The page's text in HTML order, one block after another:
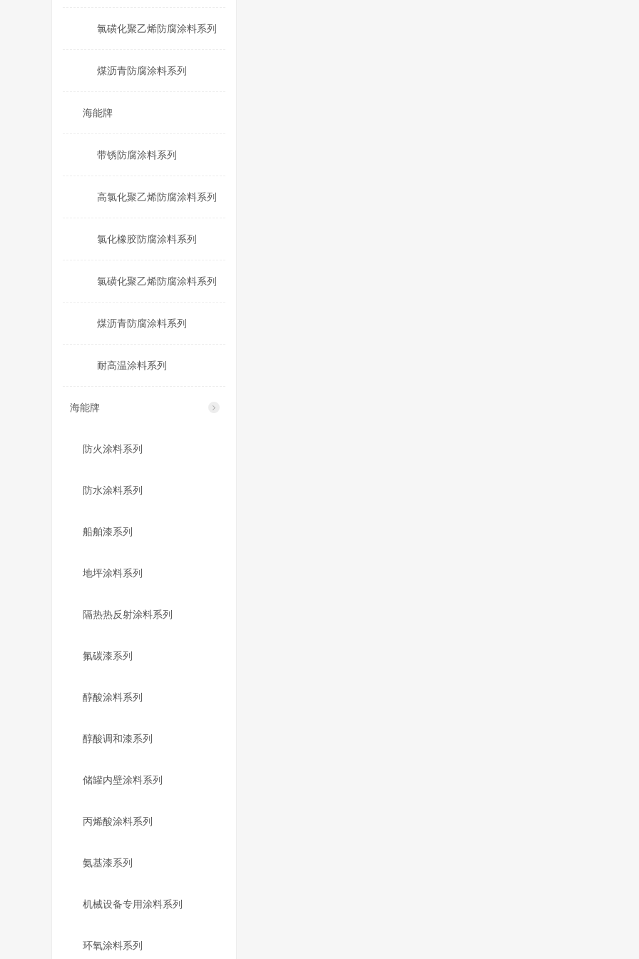
氯磺化聚乙烯防腐涂料系列
煤沥青防腐涂料系列
海能牌
带锈防腐涂料系列
高氯化聚乙烯防腐涂料系列
氯化橡胶防腐涂料系列
氯磺化聚乙烯防腐涂料系列
煤沥青防腐涂料系列
耐高温涂料系列
海能牌
防火涂料系列
防水涂料系列
船舶漆系列
地坪涂料系列
隔热热反射涂料系列
氟碳漆系列
醇酸涂料系列
醇酸调和漆系列
储罐内壁涂料系列
丙烯酸涂料系列
氨基漆系列
机械设备专用涂料系列
环氧涂料系列